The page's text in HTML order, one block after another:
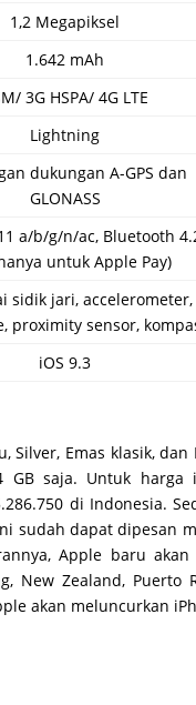
1,2 Megapiksel
1.642 mAh
3G HSPA/ 4G LTE
Lightning
dukungan A-GPS dan
GLONASS
a/b/g/n/ac, Bluetooth
untuk Apple Pay)
sidik jari, accelerometer,
proximity sensor,
iOS 9.3
Emas klasik,
saja. Untuk harga
di Indonesia.
sudah dapat dipesan
Apple baru
New Zealand, Puerto
akan meluncurkan